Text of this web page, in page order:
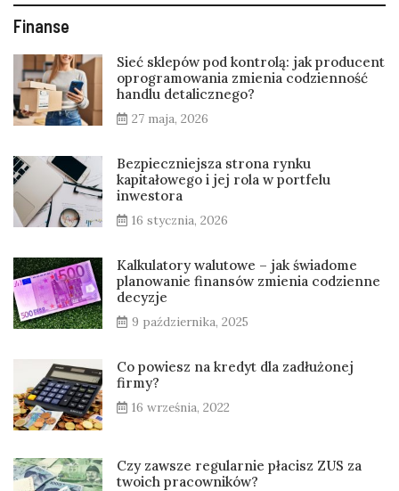
Finanse
Sieć sklepów pod kontrolą: jak producent
oprogramowania zmienia codzienność
handlu detalicznego?
27 maja, 2026
Bezpieczniejsza strona rynku
kapitałowego i jej rola w portfelu
inwestora
16 stycznia, 2026
Kalkulatory walutowe – jak świadome
planowanie finansów zmienia codzienne
decyzje
9 października, 2025
Co powiesz na kredyt dla zadłużonej
firmy?
16 września, 2022
Czy zawsze regularnie płacisz ZUS za
twoich pracowników?